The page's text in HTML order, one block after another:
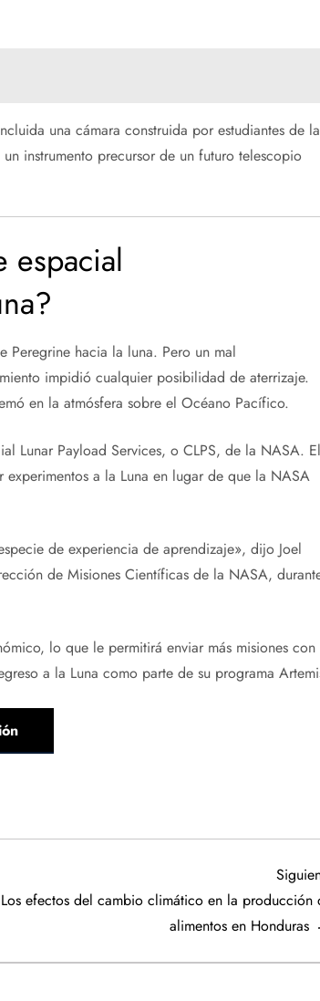
una cámara construida por estudiantes de la
instrumento precursor de un futuro telescopio
espacial
Peregrine hacia la luna. Pero un mal
impidió cualquier posibilidad de aterrizaje.
en la atmósfera sobre el Océano Pacífico.
Lunar Payload Services, o CLPS, de la NASA. El
a la Luna en lugar de que la NASA
de experiencia de aprendizaje», dijo Joel
de Misiones Científicas de la NASA,
lo que le permitirá enviar más misiones con
a la Luna como parte de su programa
Los efectos del cambio climático en la producción
alimentos en Honduras